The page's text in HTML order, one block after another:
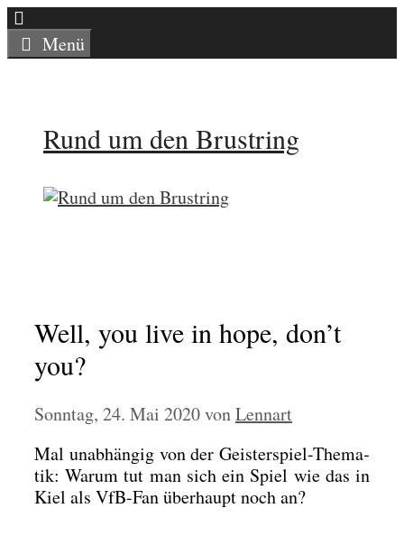
Zum
Inhalt
springen
Menü
Rund um den Brustring
Well, you live in hope, don’t
you?
Sonntag, 24. Mai 2020vonLennart
Mal unab­hän­gig von der Geis­ter­spiel-The­ma­
tik: War­um tut man sich ein Spiel wie das in
Kiel als VfB-Fan über­haupt noch an?